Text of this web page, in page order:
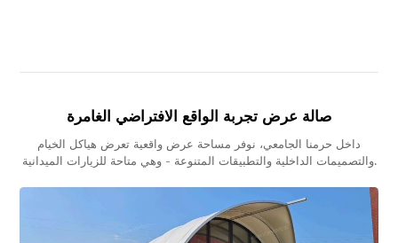
صالة عرض تجربة الواقع الافتراضي الغامرة
داخل حرمنا الجامعي، نوفر مساحة عرض واقعية تعرض هياكل الخيام
والتصميمات الداخلية والتطبيقات المتنوعة - وهي متاحة للزيارات الميدانية.